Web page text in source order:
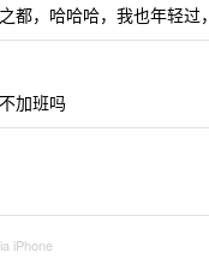
都，哈哈哈，我也年轻过
加班吗
iPhone